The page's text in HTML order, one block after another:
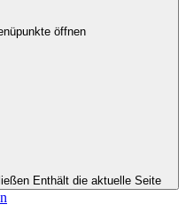
öffnen
Enthält die aktuelle Seite